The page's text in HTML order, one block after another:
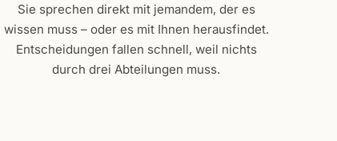
Sie sprechen direkt mit jemandem, der es
wissen muss – oder es mit Ihnen herausfindet.
Entscheidungen fallen schnell, weil nichts
durch drei Abteilungen muss.